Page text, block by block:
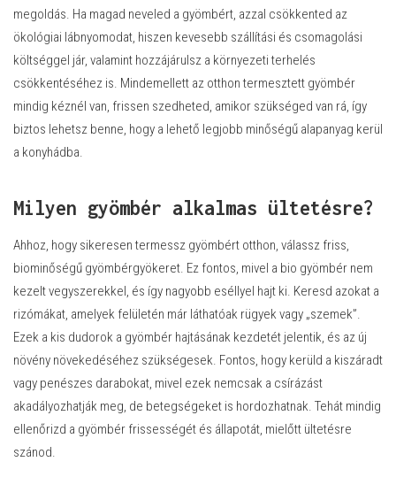
megoldás. Ha magad neveled a gyömbért, azzal csökkented az
ökológiai lábnyomodat, hiszen kevesebb szállítási és csomagolási
költséggel jár, valamint hozzájárulsz a környezeti terhelés
csökkentéséhez is. Mindemellett az otthon termesztett gyömbér
mindig kéznél van, frissen szedheted, amikor szükséged van rá, így
biztos lehetsz benne, hogy a lehető legjobb minőségű alapanyag kerül
a konyhádba.
Milyen gyömbér alkalmas ültetésre?
Ahhoz, hogy sikeresen termessz gyömbért otthon, válassz friss,
biominőségű gyömbérgyökeret. Ez fontos, mivel a bio gyömbér nem
kezelt vegyszerekkel, és így nagyobb eséllyel hajt ki. Keresd azokat a
rizómákat, amelyek felületén már láthatóak rügyek vagy „szemek”.
Ezek a kis dudorok a gyömbér hajtásának kezdetét jelentik, és az új
növény növekedéséhez szükségesek. Fontos, hogy kerüld a kiszáradt
vagy penészes darabokat, mivel ezek nemcsak a csírázást
akadályozhatják meg, de betegségeket is hordozhatnak. Tehát mindig
ellenőrizd a gyömbér frissességét és állapotát, mielőtt ültetésre
szánod.